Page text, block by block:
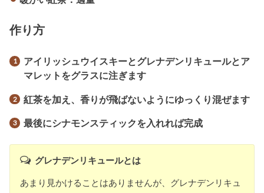
作り方
アイリッシュウイスキーとグレナデンリキュールとア
マレットをグラスに注ぎます
紅茶を加え、香りが飛ばないようにゆっくり混ぜます
最後にシナモンスティックを入れれば完成
グレナデンリキュールとは
あまり見かけることはありませんが、グレナデンリキュ